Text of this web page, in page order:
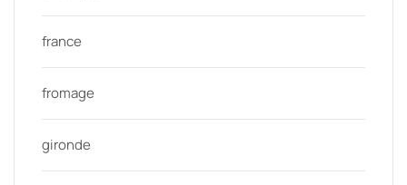
france
fromage
gironde